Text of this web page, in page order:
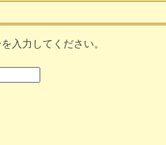
入力してください。